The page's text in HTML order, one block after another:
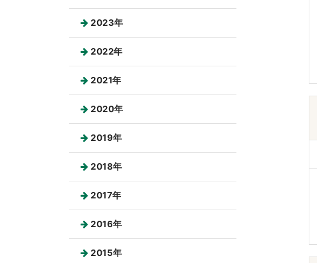
2023年
2022年
2021年
2020年
2019年
2018年
2017年
2016年
2015年